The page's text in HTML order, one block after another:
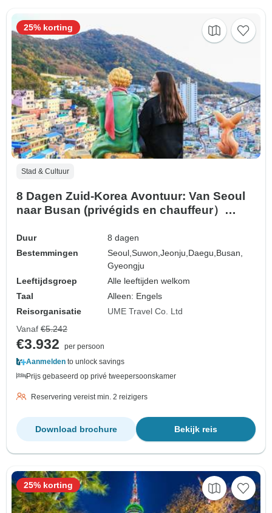
Stad & Cultuur
8 Dagen Zuid-Korea Avontuur: Van Seoul
naar Busan (privégids en chauffeur）
Duur
8 dagen
Bestemmingen
Seoul,Suwon,Jeonju,Daegu,Busan,
Gyeongju
Leeftijdsgroep
Alle leeftijden welkom
Taal
Alleen: Engels
Reisorganisatie
UME Travel Co. Ltd
25% korting
Vanaf €5.242
€3.932
per persoon
Aanmelden to unlock savings
Prijs gebaseerd op privé tweepersoonskamer
Reservering vereist min. 2 reizigers
Bekijk reis
Download brochure
25% korting